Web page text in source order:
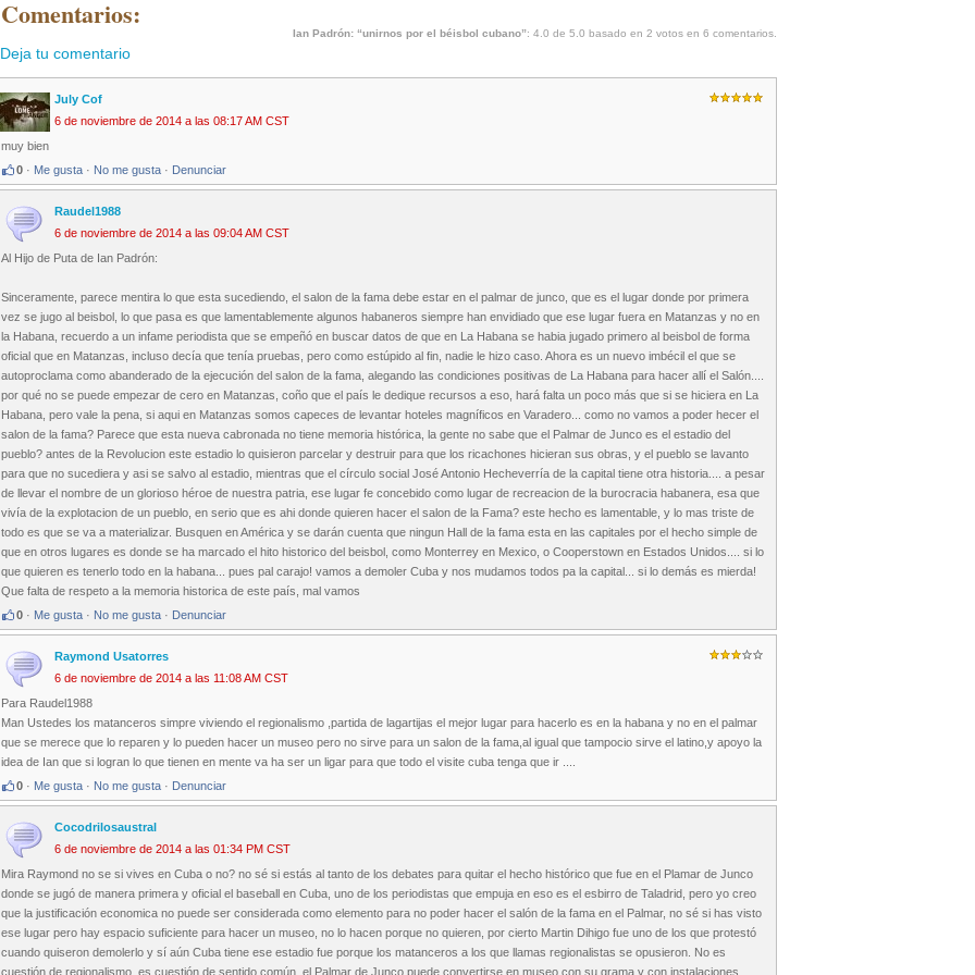
Ian Padrón: “unirnos por el béisbol cubano”: 4.0 de 5.0 basado en 2 votos en 6 comentarios.
Deja tu comentario
July Cof
6 de noviembre de 2014 a las 08:17 AM CST
muy bien
0 · Me gusta · No me gusta · Denunciar
Raudel1988
6 de noviembre de 2014 a las 09:04 AM CST
Al Hijo de Puta de Ian Padrón:
Sinceramente, parece mentira lo que esta sucediendo, el salon de la fama debe estar en el palmar de junco, que es el lugar donde por primera
vez se jugo al beisbol, lo que pasa es que lamentablemente algunos habaneros siempre han envidiado que ese lugar fuera en Matanzas y no en
la Habana, recuerdo a un infame periodista que se empeñó en buscar datos de que en La Habana se habia jugado primero al beisbol de forma
oficial que en Matanzas, incluso decía que tenía pruebas, pero como estúpido al fin, nadie le hizo caso. Ahora es un nuevo imbécil el que se
autoproclama como abanderado de la ejecución del salon de la fama, alegando las condiciones positivas de La Habana para hacer allí el Salón....
por qué no se puede empezar de cero en Matanzas, coño que el país le dedique recursos a eso, hará falta un poco más que si se hiciera en La
Habana, pero vale la pena, si aqui en Matanzas somos capeces de levantar hoteles magníficos en Varadero... como no vamos a poder hecer el
salon de la fama? Parece que esta nueva cabronada no tiene memoria histórica, la gente no sabe que el Palmar de Junco es el estadio del
pueblo? antes de la Revolucion este estadio lo quisieron parcelar y destruir para que los ricachones hicieran sus obras, y el pueblo se lavanto
para que no sucediera y asi se salvo al estadio, mientras que el círculo social José Antonio Hecheverría de la capital tiene otra historia.... a pesar
de llevar el nombre de un glorioso héroe de nuestra patria, ese lugar fe concebido como lugar de recreacion de la burocracia habanera, esa que
vivía de la explotacion de un pueblo, en serio que es ahi donde quieren hacer el salon de la Fama? este hecho es lamentable, y lo mas triste de
todo es que se va a materializar. Busquen en América y se darán cuenta que ningun Hall de la fama esta en las capitales por el hecho simple de
que en otros lugares es donde se ha marcado el hito historico del beisbol, como Monterrey en Mexico, o Cooperstown en Estados Unidos.... si lo
que quieren es tenerlo todo en la habana... pues pal carajo! vamos a demoler Cuba y nos mudamos todos pa la capital... si lo demás es mierda!
Que falta de respeto a la memoria historica de este país, mal vamos
0 · Me gusta · No me gusta · Denunciar
Raymond Usatorres
6 de noviembre de 2014 a las 11:08 AM CST
Para Raudel1988
Man Ustedes los matanceros simpre viviendo el regionalismo ,partida de lagartijas el mejor lugar para hacerlo es en la habana y no en el palmar
que se merece que lo reparen y lo pueden hacer un museo pero no sirve para un salon de la fama,al igual que tampocio sirve el latino,y apoyo la
idea de Ian que si logran lo que tienen en mente va ha ser un ligar para que todo el visite cuba tenga que ir ....
0 · Me gusta · No me gusta · Denunciar
Cocodrilosaustral
6 de noviembre de 2014 a las 01:34 PM CST
Mira Raymond no se si vives en Cuba o no? no sé si estás al tanto de los debates para quitar el hecho histórico que fue en el Plamar de Junco
donde se jugó de manera primera y oficial el baseball en Cuba, uno de los periodistas que empuja en eso es el esbirro de Taladrid, pero yo creo
que la justificación economica no puede ser considerada como elemento para no poder hacer el salón de la fama en el Palmar, no sé si has visto
ese lugar pero hay espacio suficiente para hacer un museo, no lo hacen porque no quieren, por cierto Martin Dihigo fue uno de los que protestó
cuando quiseron demolerlo y sí aún Cuba tiene ese estadio fue porque los matanceros a los que llamas regionalistas se opusieron. No es
cuestión de regionalismo, es cuestión de sentido común, el Palmar de Junco puede convertirse en museo con su grama y con instalaciones